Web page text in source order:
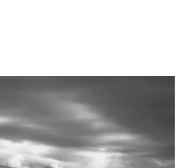
zobaczyć
gdzie
się
zatrzymać?